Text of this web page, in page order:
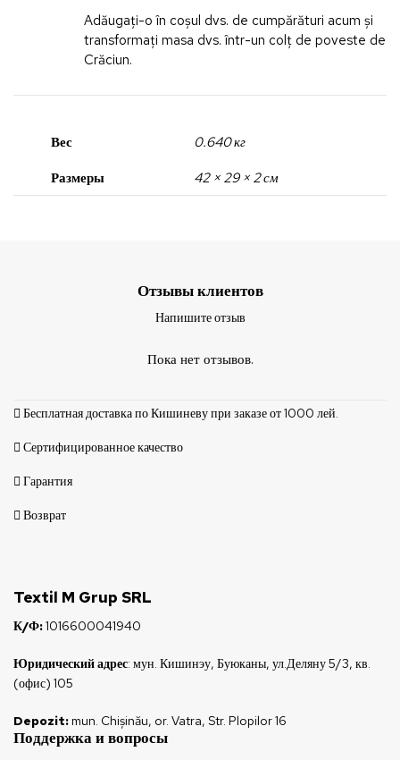
Adăugați-o în coșul dvs. de cumpărături acum și
transformați masa dvs. într-un colț de poveste de
Crăciun.
Вес
0.640 кг
Размеры
42 × 29 × 2 см
Отзывы клиентов
Напишите отзыв
Пока нет отзывов.
Бесплатная доставка по Кишиневу при заказе от 1000 лей.
Сертифицированное качество
Гарантия
Возврат
Textil M Grup SRL
К/Ф:1016600041940
Юридический адрес: мун. Кишинэу, Буюканы, ул.Деляну 5/3, кв.
(офис) 105
Depozit:mun. Chișinău, or. Vatra, Str. Plopilor 16
Поддержка и вопросы